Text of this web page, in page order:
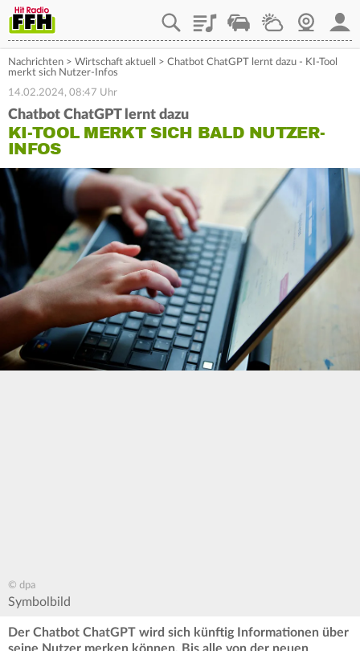
PlaylistStaupilotWetterWebcam
Nachrichten > Wirtschaft aktuell > Chatbot ChatGPT lernt dazu - KI-Tool
merkt sich Nutzer-Infos
14.02.2024, 08:47 Uhr
Chatbot ChatGPT lernt dazu
KI-TOOL MERKT SICH BALD NUTZER-
INFOS
© dpa
Symbolbild
Der Chatbot ChatGPT wird sich künftig Informationen über